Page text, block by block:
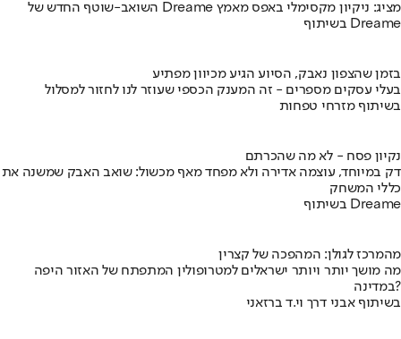
השואב-שוטף החדש של Dreame מציג: ניקיון מקסימלי באפס מאמץ
בשיתוף Dreame
בזמן שהצפון נאבק, הסיוע הגיע מכיוון מפתיע
בעלי עסקים מספרים - זה המענק הכספי שעוזר לנו לחזור למסלול
בשיתוף מזרחי טפחות
נקיון פסח - לא מה שהכרתם
דק במיוחד, עוצמה אדירה ולא מפחד מאף מכשול: שואב האבק שמשנה את
כללי המשחק
בשיתוף Dreame
מהמרכז לגולן: המהפכה של קצרין
מה מושך יותר ויותר ישראלים למטרופולין המתפתח של האזור היפה
במדינה?
בשיתוף אבני דרך וי.ד ברזאני